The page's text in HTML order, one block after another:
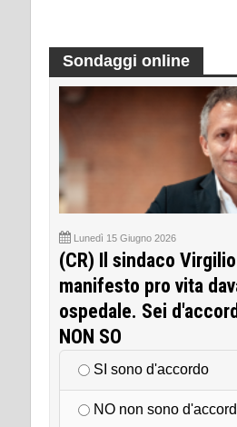
Sondaggi online
Lunedì 15 Giugno 2026
(CR) Il sindaco
manifesto pro vita
ospedale. Sei
NON SO
SI sono d'accordo
NO non sono